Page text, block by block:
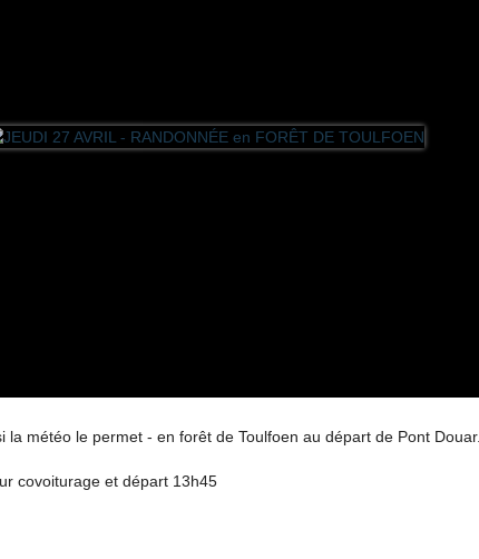
la météo le permet - en forêt de Toulfoen au départ de Pont Douar.
covoiturage et départ 13h45